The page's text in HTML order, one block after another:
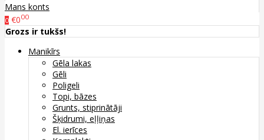
Mans konts
0 €000
Grozs ir tukšs!
Manikīrs
Gēla lakas
Gēli
Poligeli
Topi, bāzes
Grunts, stiprinātāji
Šķidrumi, eļļiņas
El. ierīces